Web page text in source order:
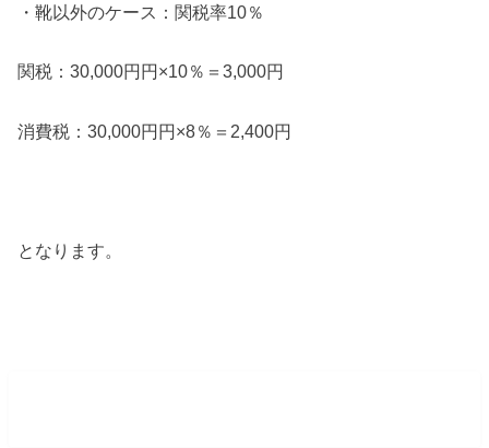
・靴以外のケース：関税率10％
関税：30,000円円×10％＝3,000円
消費税：30,000円円×8％＝2,400円
となります。